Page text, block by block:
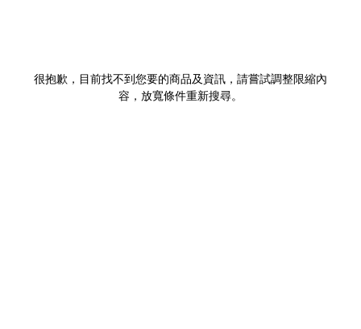
很抱歉，目前找不到您要的商品及資訊，請嘗試調整限縮內
容，放寬條件重新搜尋。